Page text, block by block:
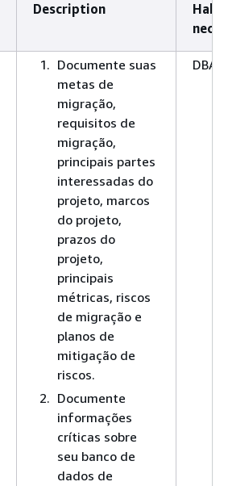
Description
Documente suas
metas de
migração,
requisitos de
migração,
principais partes
interessadas do
projeto, marcos
do projeto,
prazos do
projeto,
principais
métricas, riscos
de migração e
planos de
mitigação de
riscos.
Documente
informações
críticas sobre
seu banco de
dados de
DBA